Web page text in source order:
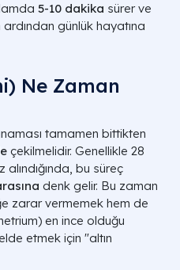
5-10 dakika sürer ve
günlük hayatına
Ne Zaman
tamamen bittikten
çekilmelidir. Genellikle 28
bu süreç
denk gelir. Bu zaman
zarar vermemek hem de
en ince olduğu
etmek için "altın